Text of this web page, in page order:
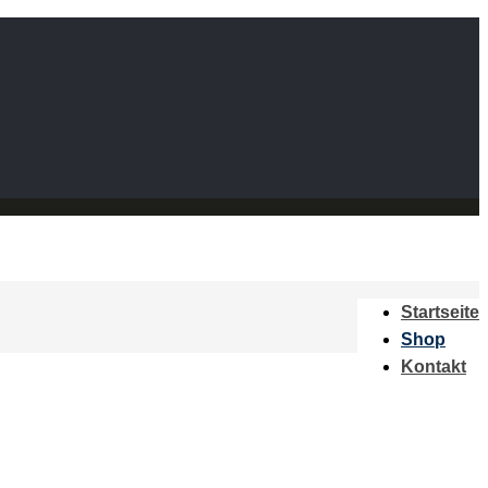
Startseite
Shop
Kontakt